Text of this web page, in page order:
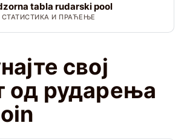
tabla rudarski pool
СТАТИСТИКА И ПРАЋЕЊЕ
свој
од рударења